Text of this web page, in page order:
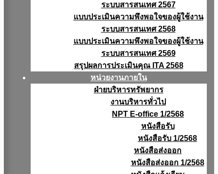
ระบบสารสนเทศ 2567
แบบประเมินความพึงพอใจของผู้ใช้งาน
ระบบสารสนเทศ 2568
แบบประเมินความพึงพอใจของผู้ใช้งาน
ระบบสารสนเทศ 2569
สรุปผลการประเมินคุณ ITA 2568
หน่วยงานภายใน
ฝ่ายบริหารทรัพยากร
งานบริหารทั่วไป
NPT E-office 1/2568
หนังสือรับ
หนังสือรับ 1/2568
หนังสือส่งออก
หนังสือส่งออก 1/2568